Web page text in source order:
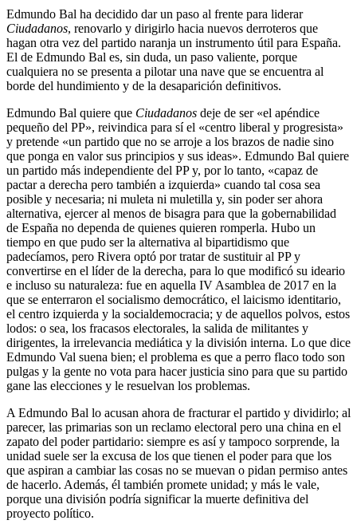
Edmundo Bal ha decidido dar un paso al frente para liderar
Ciudadanos, renovarlo y dirigirlo hacia nuevos derroteros que
hagan otra vez del partido naranja un instrumento útil para España.
El de Edmundo Bal es, sin duda, un paso valiente, porque
cualquiera no se presenta a pilotar una nave que se encuentra al
borde del hundimiento y de la desaparición definitivos.
Edmundo Bal quiere que Ciudadanos deje de ser «el apéndice
pequeño del PP», reivindica para sí el «centro liberal y progresista»
y pretende «un partido que no se arroje a los brazos de nadie sino
que ponga en valor sus principios y sus ideas». Edmundo Bal quiere
un partido más independiente del PP y, por lo tanto, «capaz de
pactar a derecha pero también a izquierda» cuando tal cosa sea
posible y necesaria; ni muleta ni muletilla y, sin poder ser ahora
alternativa, ejercer al menos de bisagra para que la gobernabilidad
de España no dependa de quienes quieren romperla. Hubo un
tiempo en que pudo ser la alternativa al bipartidismo que
padecíamos, pero Rivera optó por tratar de sustituir al PP y
convertirse en el líder de la derecha, para lo que modificó su ideario
e incluso su naturaleza: fue en aquella IV Asamblea de 2017 en la
que se enterraron el socialismo democrático, el laicismo identitario,
el centro izquierda y la socialdemocracia; y de aquellos polvos, estos
lodos: o sea, los fracasos electorales, la salida de militantes y
dirigentes, la irrelevancia mediática y la división interna. Lo que dice
Edmundo Val suena bien; el problema es que a perro flaco todo son
pulgas y la gente no vota para hacer justicia sino para que su partido
gane las elecciones y le resuelvan los problemas.
A Edmundo Bal lo acusan ahora de fracturar el partido y dividirlo; al
parecer, las primarias son un reclamo electoral pero una china en el
zapato del poder partidario: siempre es así y tampoco sorprende, la
unidad suele ser la excusa de los que tienen el poder para que los
que aspiran a cambiar las cosas no se muevan o pidan permiso antes
de hacerlo. Además, él también promete unidad; y más le vale,
porque una división podría significar la muerte definitiva del
proyecto político.